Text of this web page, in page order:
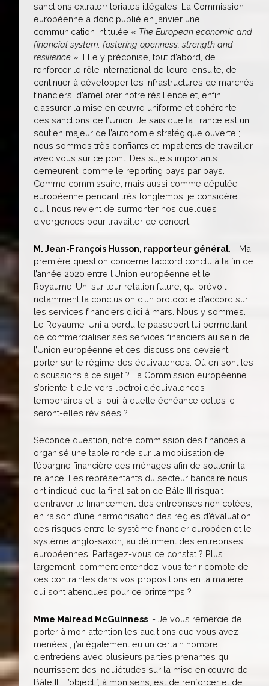
sanctions extraterritoriales illégales. La Commission
européenne a donc publié en janvier une
communication intitulée « The European economic and
financial system: fostering openness, strength and
resilience ». Elle y préconise, tout d’abord, de
renforcer le rôle international de l’euro, ensuite, de
continuer à développer les infrastructures de marchés
financiers, d’améliorer notre résilience et, enfin,
d’assurer la mise en œuvre uniforme et cohérente
des sanctions de l’Union. Je sais que la France est un
soutien majeur de l’autonomie stratégique ouverte ;
nous sommes très confiants et impatients de travailler
avec vous sur ce point. Des sujets importants
demeurent, comme le reporting pays par pays.
Comme commissaire, mais aussi comme députée
européenne pendant très longtemps, je considère
qu’il nous revient de surmonter nos quelques
divergences pour travailler de concert.
M. Jean-François Husson, rapporteur général . - Ma
première question concerne l’accord conclu à la fin de
l’année 2020 entre l’Union européenne et le
Royaume-Uni sur leur relation future, qui prévoit
notamment la conclusion d’un protocole d’accord sur
les services financiers d’ici à mars. Nous y sommes.
Le Royaume-Uni a perdu le passeport lui permettant
de commercialiser ses services financiers au sein de
l’Union européenne et ces discussions devaient
porter sur le régime des équivalences. Où en sont les
discussions à ce sujet ? La Commission européenne
s’oriente-t-elle vers l’octroi d’équivalences
temporaires et, si oui, à quelle échéance celles-ci
seront-elles révisées ?
Seconde question, notre commission des finances a
organisé une table ronde sur la mobilisation de
l’épargne financière des ménages afin de soutenir la
relance. Les représentants du secteur bancaire nous
ont indiqué que la finalisation de Bâle III risquait
d’entraver le financement des entreprises non cotées,
en raison d’une harmonisation des règles d’évaluation
des risques entre le système financier européen et le
système anglo-saxon, au détriment des entreprises
européennes. Partagez-vous ce constat ? Plus
largement, comment entendez-vous tenir compte de
ces contraintes dans vos propositions en la matière,
qui sont attendues pour ce printemps ?
Mme Mairead McGuinness . - Je vous remercie de
porter à mon attention les auditions que vous avez
menées ; j’ai également eu un certain nombre
d’entretiens avec plusieurs parties prenantes qui
nourrissent des inquiétudes sur la mise en œuvre de
Bâle III. L’objectif, à mon sens, est de renforcer et de